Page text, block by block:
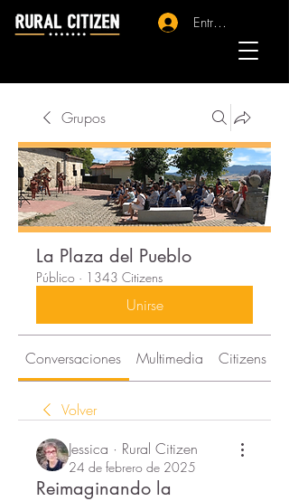
Entrar - Registro
Grupos
La Plaza del Pueblo
Público · 1343 Citizens
Unirse
Conversaciones Multimedia Citizens
Volver
Jessica · Rural Citizen
24 de febrero de 2025
Reimaginando la